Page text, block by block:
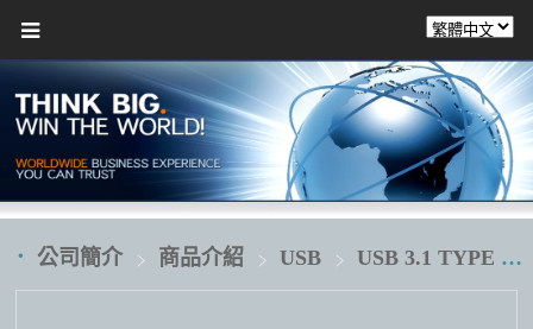
公司簡介 商品介紹 USB USB 3.1 TYPE C